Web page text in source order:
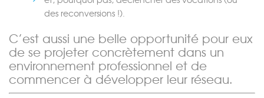
des reconversions !).
C’est aussi une belle opportunité pour eux
de se projeter concrètement dans un
environnement professionnel et de
commencer à développer leur réseau.
Merci de patienter...